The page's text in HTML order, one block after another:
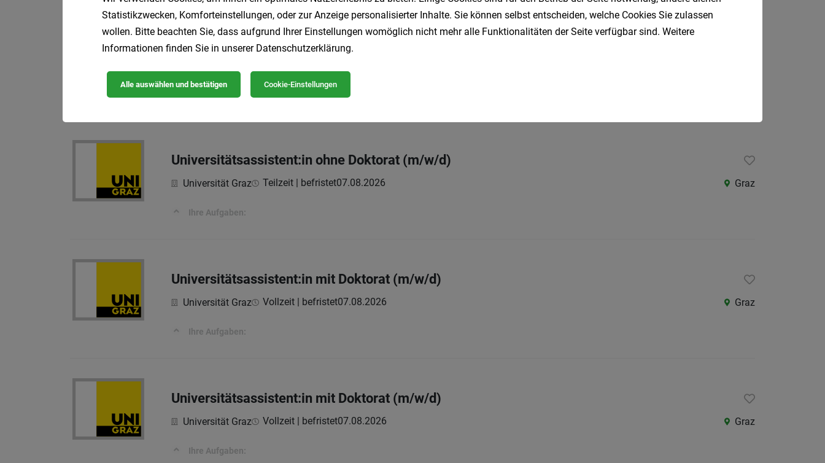
Universitätsassistent:in ohne Doktorat (m/w/d)
Ihre Aufgaben:
Universitätsassistent:in ohne Doktorat (m/w/d)
Universität Graz Teilzeit | befristet07.08.2026 Graz
Ihre Aufgaben:
Universitätsassistent:in mit Doktorat (m/w/d)
Universität Graz Vollzeit | befristet07.08.2026 Graz
Ihre Aufgaben:
Universitätsassistent:in mit Doktorat (m/w/d)
Universität Graz Vollzeit | befristet07.08.2026 Graz
Ihre Aufgaben:
Statistikzwecken, Komforteinstellungen, oder zur Anzeige personalisierter Inhalte. Sie können selbst entscheiden, welche Cookies Sie zulassen
wollen. Bitte beachten Sie, dass aufgrund Ihrer Einstellungen womöglich nicht mehr alle Funktionalitäten der Seite verfügbar sind. Weitere
Informationen finden Sie in unserer Datenschutzerklärung.
Alle auswählen und bestätigen Cookie-Einstellungen